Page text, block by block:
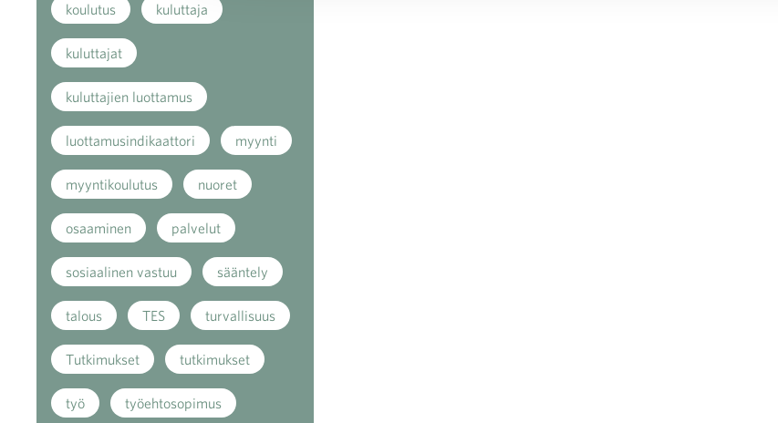
koulutus kuluttaja
kuluttajat
kuluttajien luottamus
luottamusindikaattori myynti
myyntikoulutus nuoret
osaaminen palvelut
sosiaalinen vastuu sääntely
talous TES turvallisuus
Tutkimukset tutkimukset
työ työehtosopimus